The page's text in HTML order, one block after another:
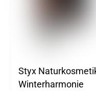
Styx
Winterharmonie